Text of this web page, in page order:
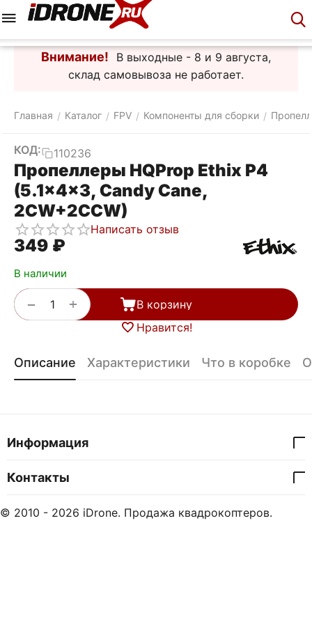
Внимание!
В выходные - 8 и 9 августа,
склад самовывоза не работает.
Главная / Каталог / FPV / Компоненты для сборки /
КОД: 110236
Пропеллеры HQProp Ethix P4
(5.1x4x3, Candy Cane,
2CW+2CCW)
Написать отзыв
‍349‍ ₽
В наличии
+
−
В корзину
Нравится!
Описание Характеристики Что в коробке
Информация
Контакты
© 2010 - 2026 iDrone. Продажа квадрокоптеров.
Корзина